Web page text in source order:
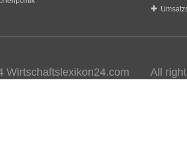
Wirtschaftslexikon24.com All